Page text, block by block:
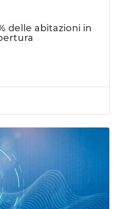
delle abitazioni in